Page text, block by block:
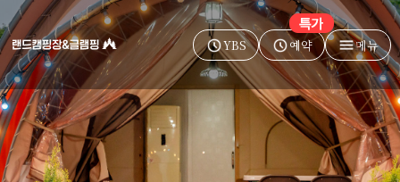
YBS 예약 메뉴